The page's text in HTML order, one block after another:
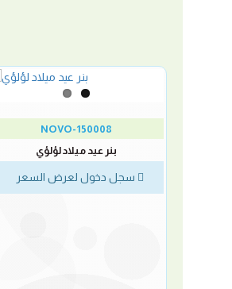
NOVO-150008
بنر عيد ميلاد لؤلؤي
سجل دخول لعرض السعر